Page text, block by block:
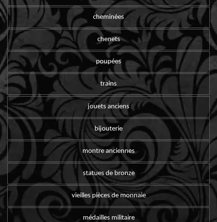
cheminées
chenets
poupées
trains
jouets anciens
bijouterie
montre anciennes
statues de bronze
vieilles pièces de monnaie
médailles militaire